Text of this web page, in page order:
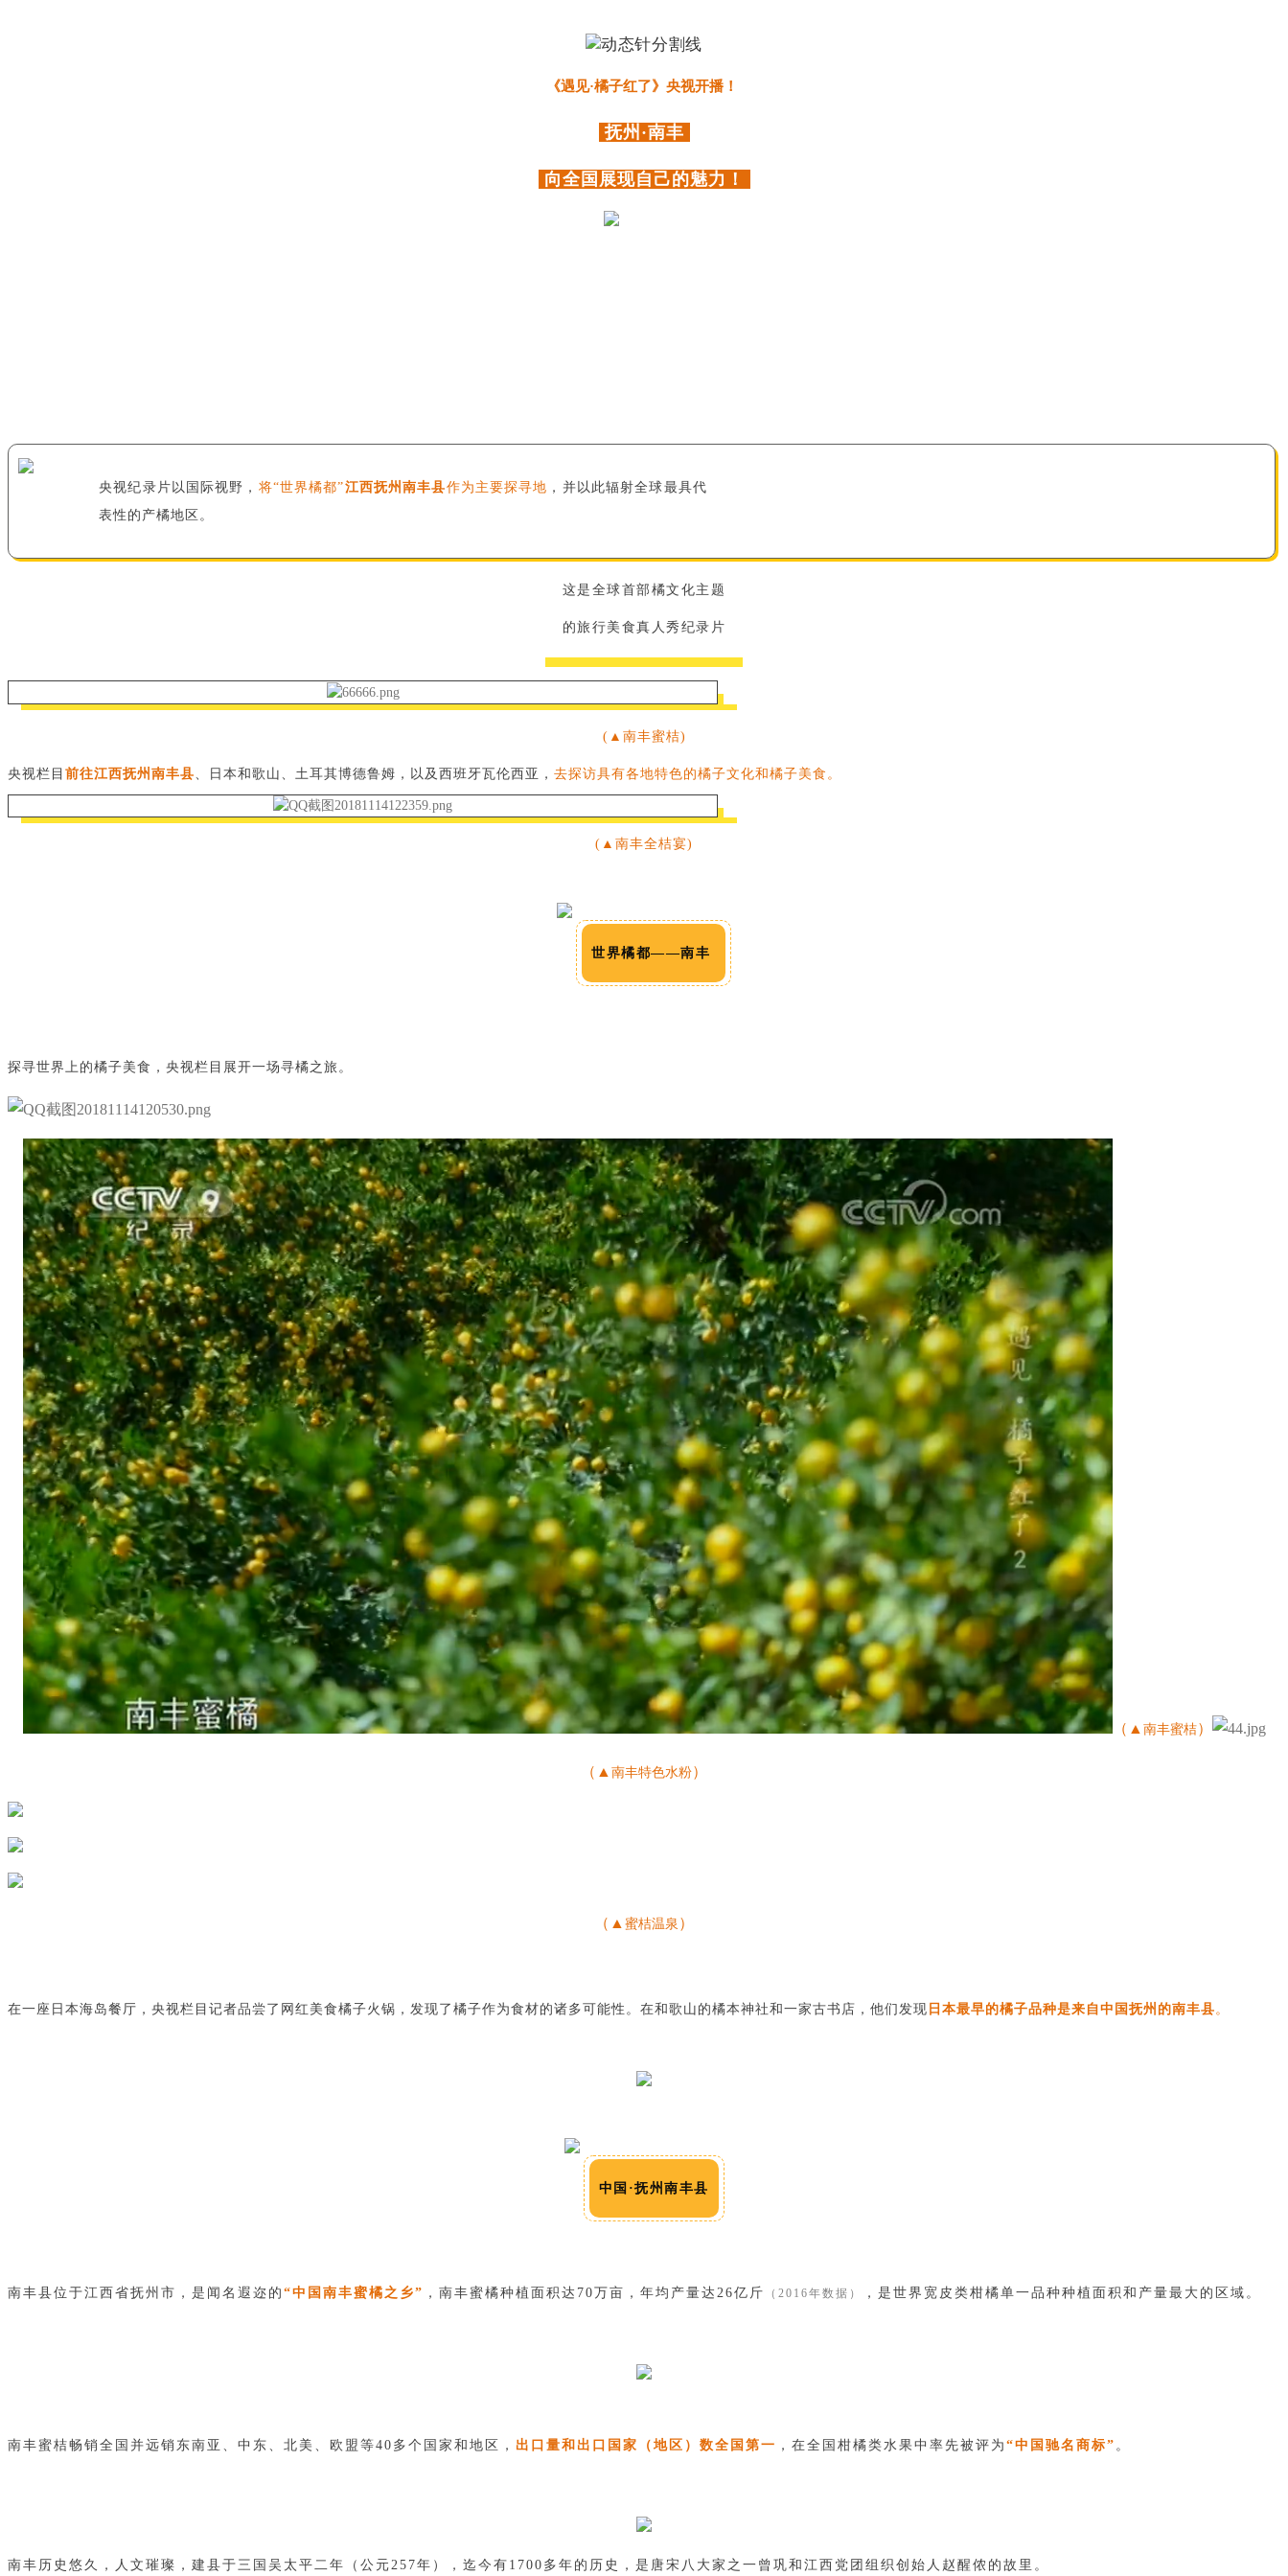
《遇见·橘子红了》央视开播！
抚州·南丰
向全国展现自己的魅力！
央视纪录片以国际视野， 将“世界橘都”江西抚州南丰县作为主要探寻地 ，并以此辐射全球最具代
表性的产橘地区。
这是全球首部橘文化主题
的旅行美食真人秀纪录片
(▲南丰蜜桔)
央视栏目 前往江西抚州南丰县 、日本和歌山、土耳其博德鲁姆，以及西班牙瓦伦西亚， 去探访具有各地特色的橘子文化和橘子美食。
(▲南丰全桔宴)
世界橘都——南丰
探寻世界上的橘子美食，央视栏目展开一场寻橘之旅。
（▲ 南丰蜜桔）
（▲ 南丰特色水粉）
（▲ 蜜桔温泉 ）
在一座日本海岛餐厅，央视栏目记者品尝了网红美食橘子火锅，发现了橘子作为食材的诸多可能性。在和歌山的橘本神社和一家古书店，他们发现 日本最早的橘子品种是来自中国抚州的南丰县 。
中国·抚州南丰县
南丰县位于江西省抚州市，是闻名遐迩的 “中国南丰蜜橘之乡” ，南丰蜜橘种植面积达70万亩，年均产量达26亿斤 （2016年数据） ，是世界宽皮类柑橘单一品种种植面积和产量最大的区域。
南丰蜜桔畅销全国并远销东南亚、中东、北美、欧盟等40多个国家和地区， 出口量和出口国家（地区）数全国第一 ，在全国柑橘类水果中率先被评为 “中国驰名商标” 。
南丰历史悠久，人文璀璨，建县于三国吴太平二年（公元257年），迄今有1700多年的历史，是唐宋八大家之一曾巩和江西党团组织创始人赵醒侬的故里。